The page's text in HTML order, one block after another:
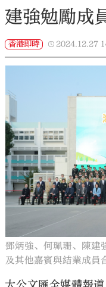
建強勉勵成
香港即時 2024.12.27
鄧炳強、何珮珊、陳建
及其他嘉賓與結業成員